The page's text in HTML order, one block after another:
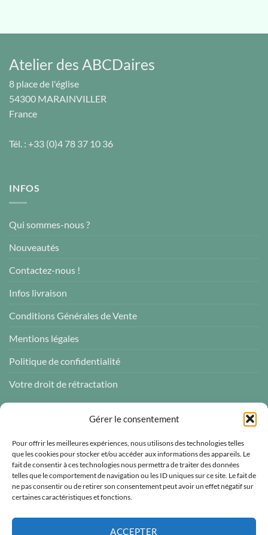
Gérer le consentement
Pour offrir les meilleures expériences, nous utilisons des technologies telles
que les cookies pour stocker et/ou accéder aux informations des appareils. Le
fait de consentir à ces technologies nous permettra de traiter des données
telles que le comportement de navigation ou les ID uniques sur ce site. Le fait de
ne pas consentir ou de retirer son consentement peut avoir un effet négatif sur
certaines caractéristiques et fonctions.
ACCEPTER
Atelier des ABCDaires
8 place de l'église
54300 MARAINVILLER
France
Tél. : +33 (0)4 78 37 10 36
INFOS
Qui sommes-nous ?
Nouveautés
Contactez-nous !
Infos livraison
Conditions Générales de Vente
Mentions légales
Politique de confidentialité
Votre droit de rétractation
Atelier des ABCDaires